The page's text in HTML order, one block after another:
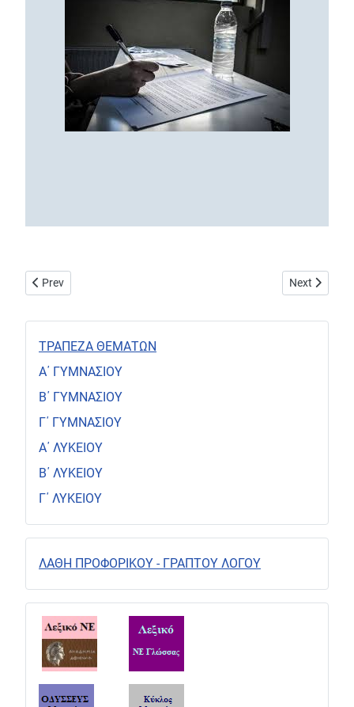
ΤΡΑΠΕΖΑ ΘΕΜΑΤΩΝ
Α΄ ΓΥΜΝΑΣΙΟΥ
Β΄ ΓΥΜΝΑΣΙΟΥ
Γ΄ ΓΥΜΝΑΣΙΟΥ
Α΄ ΛΥΚΕΙΟΥ
Β΄ ΛΥΚΕΙΟΥ
Γ΄ ΛΥΚΕΙΟΥ
ΛΑΘΗ ΠΡΟΦΟΡΙΚΟΥ - ΓΡΑΠΤΟΥ ΛΟΓΟΥ
Previous article: Αξιολόγηση έκθεσης (Ν.Ε. Γλώσσας και
Prev Next article:
Next